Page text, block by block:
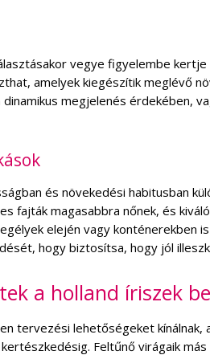
vegye figyelembe
amelyek kiegészítik meglévő
dinamikus megjelenés érdekében,
és növekedési habitusban
fajták magasabbra nőnek, és
elején vagy konténerekben
hogy biztosítsa, hogy jól
a holland íriszek
tervezési lehetőségeket
Feltűnő virágaik